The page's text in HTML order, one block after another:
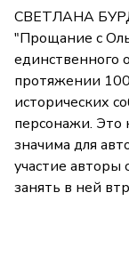
СВЕТЛАНА
"Прощание с
единственного
протяжении
исторических
персонажи. Это
значима для
участие авторы
занять в ней